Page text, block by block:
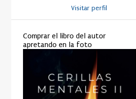
Visitar perfil
Comprar el libro del autor
apretando en la foto